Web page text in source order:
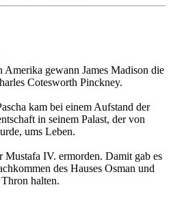
Amerika gewann James Madison die
Cotesworth Pinckney.
kam bei einem Aufstand der
in seinem Palast, der von
ums Leben.
IV. ermorden. Damit gab es
des Hauses Osman und
halten.